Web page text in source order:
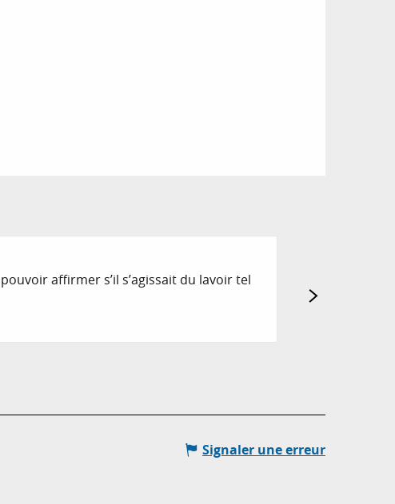
affirmer s’il s’agissait du lavoir tel
du village.
Signaler une erreur